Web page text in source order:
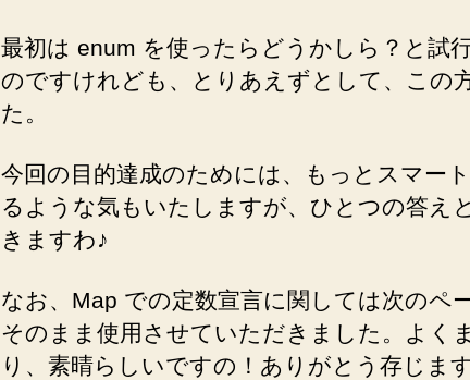
最初は enum を使ったらどうかしら？と試
のですけれども、とりあえずとして、この
た。
今回の目的達成のためには、もっとスマー
るような気もいたしますが、ひとつの答え
きますわ♪
なお、Map での定数宣言に関しては次のペ
そのまま使用させていただきました。よく
り、素晴らしいですの！ありがとう存じます